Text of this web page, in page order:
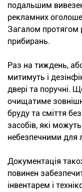
подальшим
рекламних
Загалом протягом
прибирань.
Раз на тиждень,
митимуть і
двері та поручні.
очищатиме
бруду та сміття
засобів, які
небезпечними для
Документація
повинен
інвентарем і